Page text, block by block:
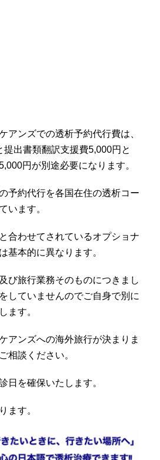
アンズでの透析予約代行費は、
出書類翻訳支援費5,000円と
円が別途必要になります。
予約代行を各国在住の透析コー
います。
合わせてされているオプショナ
基本的に異なります。
び旅行業務そのものにつきまし
していませんのでご自身で別に
ます。
アンズへの海外旅行が決まりま
相談ください。
日を確保いたします。
ます。